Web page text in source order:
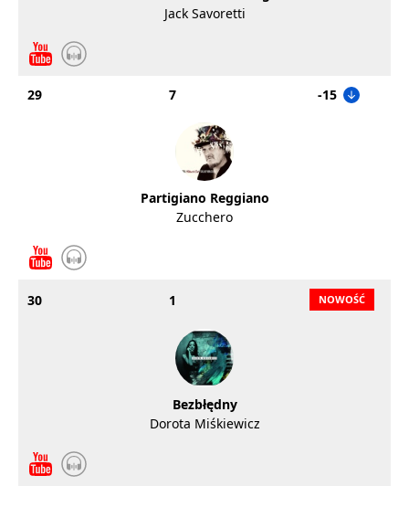
Jack Savoretti
29 7 -15
Partigiano Reggiano
Zucchero
30 1
Bezbłędny
Dorota Miśkiewicz